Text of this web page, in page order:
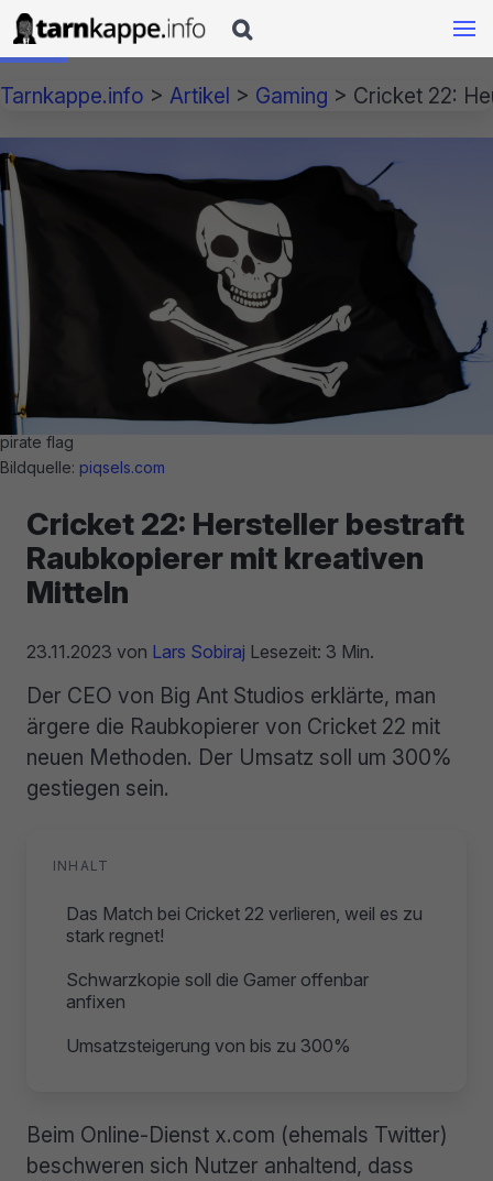

Tarnkappe.info > Artikel > Gaming > Cricket 22:
pirate flag
Bildquelle: piqsels.com
Cricket 22: Hersteller bestraft
Raubkopierer mit kreativen
Mitteln
23.11.2023 von Lars Sobiraj Lesezeit: 3 Min.
Der CEO von Big Ant Studios erklärte, man
ärgere die Raubkopierer von Cricket 22 mit
neuen Methoden. Der Umsatz soll um 300%
gestiegen sein.
INHALT
Das Match bei Cricket 22 verlieren, weil es zu
stark regnet!
Schwarzkopie soll die Gamer offenbar
anfixen
Umsatzsteigerung von bis zu 300%
Beim Online-Dienst x.com (ehemals Twitter)
beschweren sich Nutzer anhaltend, dass